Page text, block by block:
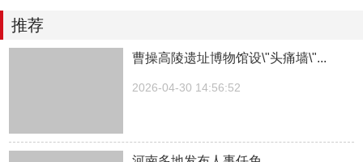
推荐
曹操高陵遗址博物馆设\"头痛墙\"...
2026-04-30 14:56:52